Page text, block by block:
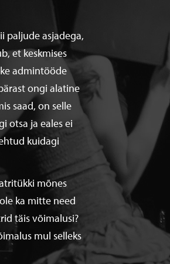
paljude asjadega,
et keskmises
admintööde
ongi alatine
saad, on selle
otsa ja eales ei
kuidagi
mõnes
ka mitte need
täis võimalusi?
mul selleks